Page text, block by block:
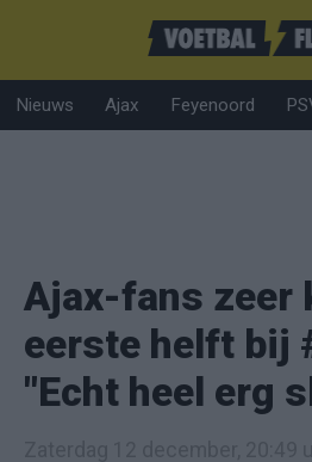
Nieuws Ajax Feyenoord
Ajax-fans zeer
eerste helft bij
"Echt heel erg